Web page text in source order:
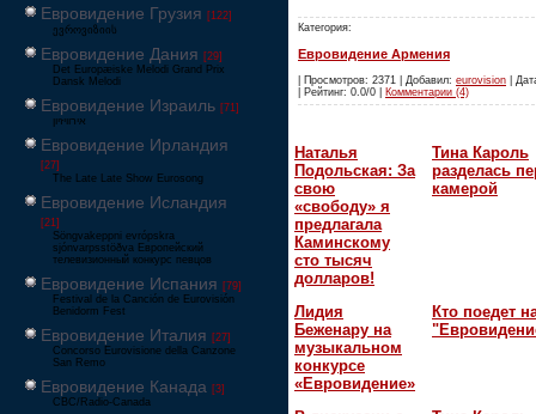
Евровидение Грузия [122]
ევროვიზიის
Евровидение Дания [29]
Det Europæiske Melodi Grand Prix
Dansk Melodi
Евровидение Израиль [71]
‏אירוויזיון
Евровидение Ирландия
[27]
The Late Late Show Eurosong
Евровидение Исландия
[21]
Söngvakeppni evrópskra
sjónvarpsstöðva Европейский
телевизионный конкурс певцов
Евровидение Испания [79]
Festival de la Canción de Eurovisión
Benidorm Fest
Евровидение Италия [27]
Concorso Eurovisione della Canzone
San Remo
Евровидение Канада [3]
CBC/Radio-Canada
Категория:
Евровидение Армения
| Просмотров: 2371 | Добавил: eurovision |
| Рейтинг: 0.0/0 | Комментарии (4)
Наталья
Подольская: За
свою
«свободу» я
предлагала
Каминскому
сто тысяч
долларов!
Тина Кароль
разделась
камерой
Лидия
Беженару на
музыкальном
конкурсе
«Евровидение»
Кто поедет